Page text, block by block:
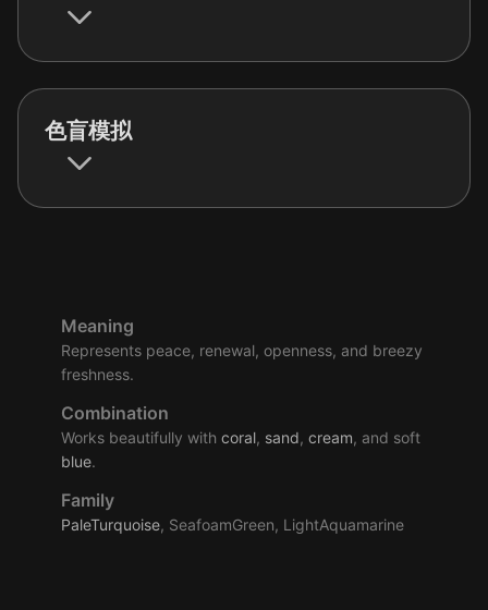
色盲模拟
Meaning
Represents peace, renewal, openness, and breezy
freshness.
Combination
Works beautifully with coral, sand, cream, and soft
blue.
Family
PaleTurquoise, SeafoamGreen, LightAquamarine